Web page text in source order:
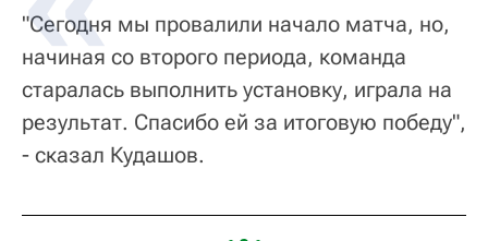
"Сегодня мы провалили начало матча, но,
начиная со второго периода, команда
старалась выполнить установку, играла на
результат. Спасибо ей за итоговую победу",
- сказал Кудашов.